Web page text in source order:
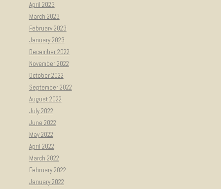
April 2023
March 2023
February 2023
January 2023
December 2022
November 2022
October 2022
September 2022
August 2022
July 2022
June 2022
May 2022
April 2022
March 2022
February 2022
January 2022